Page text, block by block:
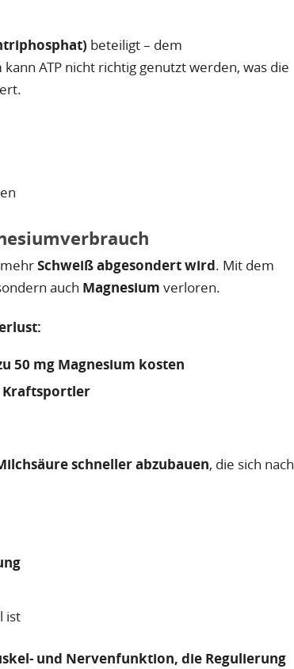
beteiligt – dem
ATP nicht richtig genutzt werden, was die
Schweiß abgesondert wird. Mit dem
auch Magnesium verloren.
50 mg Magnesium kosten
Kraftsportler
schneller abzubauen, die sich nach
ist
und Nervenfunktion, die Regulierung